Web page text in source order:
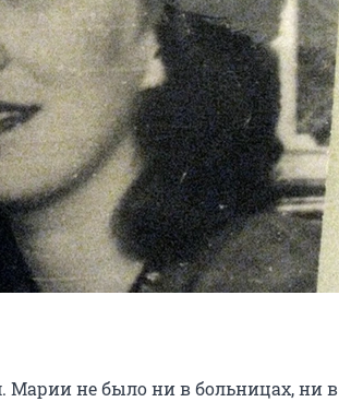
не было ни в больницах, ни в